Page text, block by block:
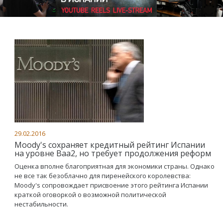
29.02.2016
Moody's сохраняет кредитный рейтинг Испании
на уровне Ваа2, но требует продолжения реформ
Оценка вполне благоприятная для экономики страны. Однако
не все так безоблачно для пиренейского королевства:
Moody's сопровождает присвоение этого рейтинга Испании
краткой оговоркой о возможной политической
нестабильности.